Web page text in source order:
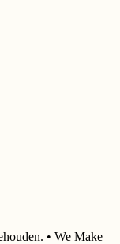
• We Make